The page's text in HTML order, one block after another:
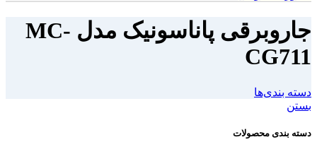
جاروبرقی پاناسونیک مدل MC-
CG711
دسته بندی‌ها
بستن
دسته بندی محصولات